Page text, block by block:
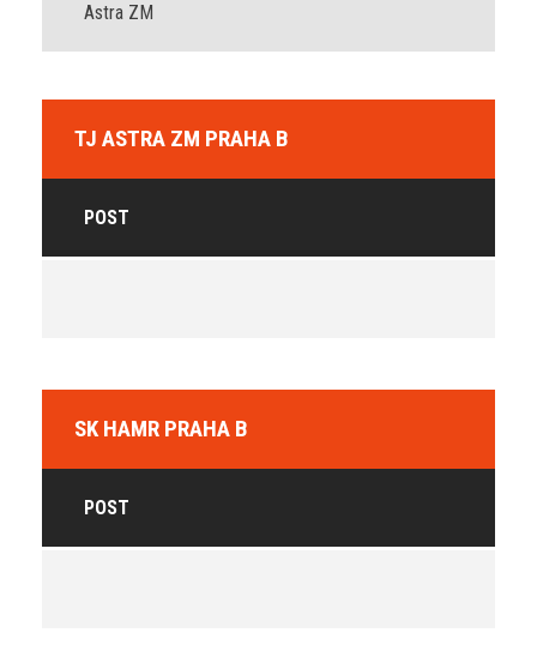
Astra ZM
TJ ASTRA ZM PRAHA B
POST
SK HAMR PRAHA B
POST